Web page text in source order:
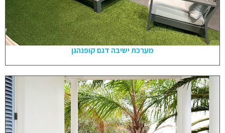
מערכת ישיבה דגם קופנהגן